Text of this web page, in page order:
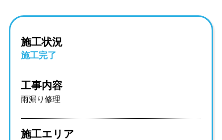
施工状況
施工完了
工事内容
雨漏り修理
施工エリア